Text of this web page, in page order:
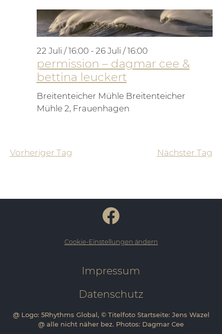
permission – dagmar cee &
bettina leuckert
22 Juli / 16:00- 26 Juli / 16:00
Breitenteicher Mühle Breitenteicher
Mühle 2, Frauenhagen
Vorheriger Tag Nächster Tag
Cookie-Einstellungen ändern
Impressum
Datenschutz
@ Logo: 5Rhythms Global, © Titelfoto Startseite: Jens Wazel
@ alle nicht näher bez. Photos: Dagmar Cee